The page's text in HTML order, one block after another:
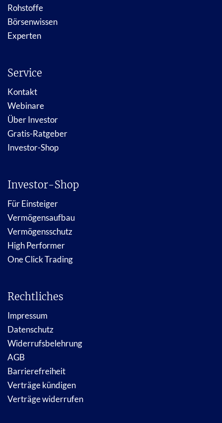
Rohstoffe
Börsenwissen
Experten
Service
Kontakt
Webinare
Über Investor
Gratis-Ratgeber
Investor-Shop
Investor-Shop
Für Einsteiger
Vermögensaufbau
Vermögensschutz
High Performer
One Click Trading
Rechtliches
Impressum
Datenschutz
Widerrufsbelehrung
AGB
Barrierefreiheit
Verträge kündigen
Verträge widerrufen